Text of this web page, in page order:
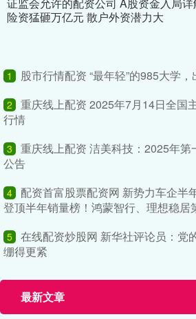
险资猛砸万亿元 散户外资潜力大
1 股市行情配资 “最年轻”的985大学
2
重庆线上配资 2025年7月14日全国
行情
3
重庆线上配资 洁美科技：2025年第
公告
4
配资首富股票配资网 新势力车企半
登顶半年销量榜！鸿蒙智行、理想稳居
5 在线配资炒股网 新华社评论员：党
绷得更紧
最新文章